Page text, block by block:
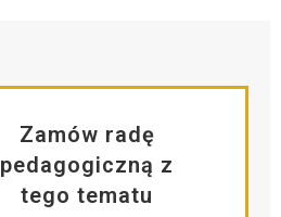
Zamów radę
pedagogiczną z
tego tematu